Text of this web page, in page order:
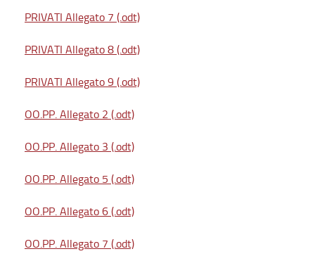
PRIVATI Allegato 7 (.odt)
PRIVATI Allegato 8 (.odt)
PRIVATI Allegato 9 (.odt)
OO.PP. Allegato 2 (.odt)
OO.PP. Allegato 3 (.odt)
OO.PP. Allegato 5 (.odt)
OO.PP. Allegato 6 (.odt)
OO.PP. Allegato 7 (.odt)